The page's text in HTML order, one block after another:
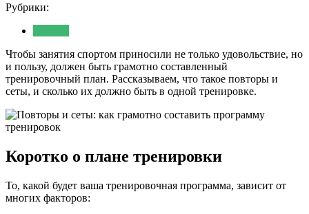
Рубрики:
Чтобы занятия спортом приносили не только удовольствие, но
и пользу, должен быть грамотно составленный
тренировочный план. Рассказываем, что такое повторы и
сеты, и сколько их должно быть в одной тренировке.
Коротко о плане тренировки
То, какой будет ваша тренировочная программа, зависит от
многих факторов: